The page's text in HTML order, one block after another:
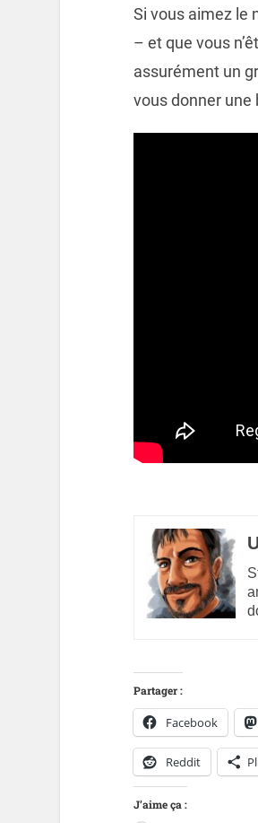
Si vous aimez le
– et que vous
assurément un
vous donner
Partager :
Facebook
Reddit
J’aime ça :